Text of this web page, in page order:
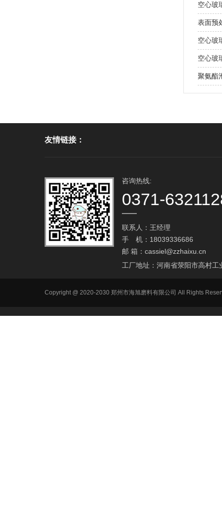
空心玻
表面预
空心玻
空心玻
聚氨酯
友情链接：
咨询热线:
0371-
联系人：王经理
手 机：18039336686
邮 箱： cassiel@zzhaixu.cn
工厂地址：河南省荥阳市高村工
Copyright @ 2020-2030 郑州市海旭磨料有限公司 All Rights